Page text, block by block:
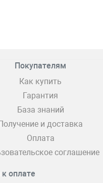
Покупателям
Как купить
Гарантия
База знаний
и доставка
Оплата
соглашение
оплате